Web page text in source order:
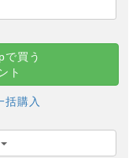
で買う
ト
括購入